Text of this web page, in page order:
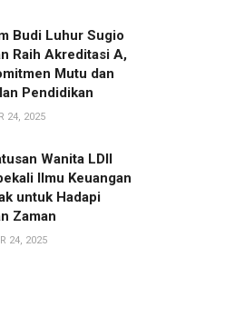
Budi Luhur Sugio
Raih Akreditasi A,
Mutu dan
Pendidikan
24, 2025
Wanita LDII
Ilmu Keuangan
untuk Hadapi
Zaman
24, 2025